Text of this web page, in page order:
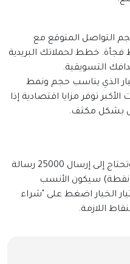
التواصل المتوقع مع
فجأة. خطط لحملاتك البريدية
التسويقية.
الذي يناسب حجم ونمط
توفر مزايا اقتصادية إذا
بشكل مكثف.
إذا كنت تدير حملة لجمع التبرعات وتحتاج إلى إرسال 25000 رسالة
بريدية فإن الخيار الاحترافي (30000 نقطة) سيكون الأنسب
الخيار اضغط على "شراء
اللازمة.